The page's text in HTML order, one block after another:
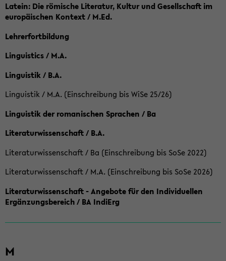
Latein: Die römische Literatur, Kultur und Gesellschaft im
europäischen Kontext / M.Ed.
Lehrerfortbildung
Linguistics / M.A.
Linguistik / B.A.
Linguistik / M.A. (Einschreibung bis WiSe 25/26)
Linguistik der romanischen Sprachen / Ba
Literaturwissenschaft / B.A.
Literaturwissenschaft / Ba (Einschreibung bis SoSe 2022)
Literaturwissenschaft / M.A. (Einschreibung bis SoSe 2026)
Literaturwissenschaft - Angebote für den Individuellen
Ergänzungsbereich / BA IndiErg
M